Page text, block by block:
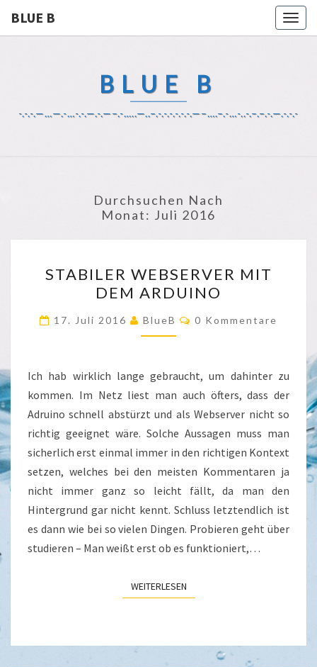
BLUE B
BLUE B
-.-.-.—…—.-…-.-.—.-.—–.-…..—..–.-.-.-.-.-.-.—–….–.-…-..-.–.–.-.—.-.-.-
Durchsuchen Nach
Monat: Juli 2016
WEBSERVER
MIT
DEM
ARDUINO
STABILER WEBSERVER MIT
DEM ARDUINO
17. Juli 2016 BlueB Kommentare
0 Kommentare
Ich hab wirklich lange gebraucht, um dahinter zu
kommen. Im Netz liest man auch öfters, dass der
Adruino schnell abstürzt und als Webserver nicht so
richtig geeignet wäre. Solche Aussagen muss man
sicherlich erst einmal immer in den richtigen Kontext
setzen, welches bei den meisten Kommentaren ja
nicht immer ganz so leicht fällt, da man den
Hintergrund gar nicht kennt. Schluss letztendlich ist
es dann wie bei so vielen Dingen. Probieren geht über
studieren – Man weißt erst ob es funktioniert,…
WEITERLESENWEITERLESEN